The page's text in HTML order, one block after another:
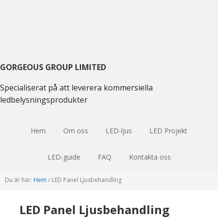
GORGEOUS GROUP LIMITED
Specialiserat på att leverera kommersiella
ledbelysningsprodukter
Hem Om oss LED-ljus LED Projekt
LED-guide FAQ Kontakta oss
Du är här: Hem / LED Panel Ljusbehandling
LED Panel Ljusbehandling